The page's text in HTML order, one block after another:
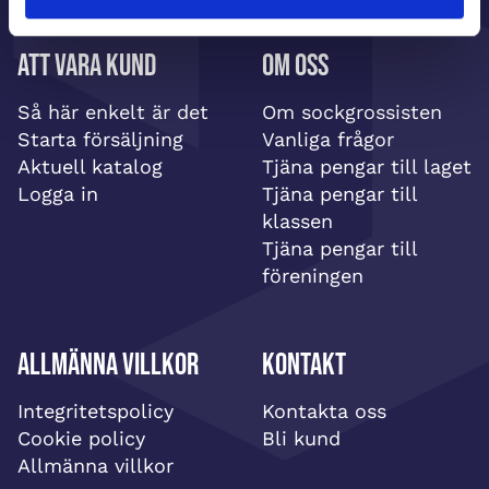
Att vara kund
Så här enkelt är det
Starta försäljning
Aktuell katalog
Logga in
Om oss
Om sockgrossisten
Vanliga frågor
Tjäna pengar till laget
Tjäna pengar till
klassen
Tjäna pengar till
föreningen
Allmänna villkor
Integritetspolicy
Cookie policy
Allmänna villkor
Kontakt
Kontakta oss
Bli kund